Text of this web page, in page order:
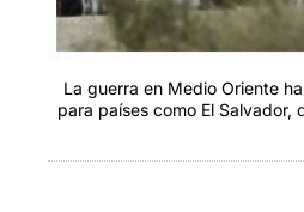
La guerra en Medio Oriente
para países como El